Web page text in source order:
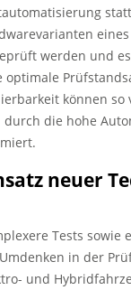
werden und
optimale
können
durch die hohe
neuer
Tests sowie
in der
und